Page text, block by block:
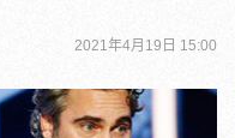
2021年4月19日 15:00